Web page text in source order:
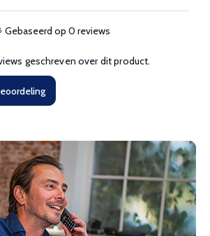
Gebaseerd op 0 reviews
geschreven over dit product.